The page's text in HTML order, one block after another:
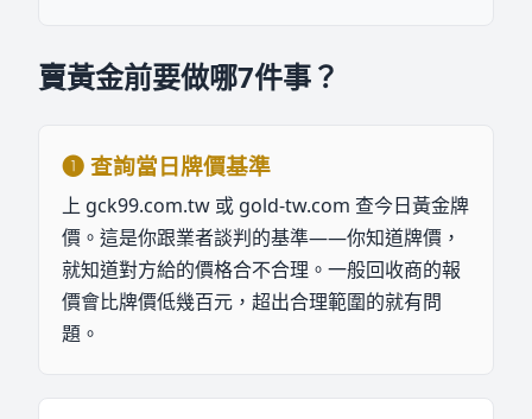
賣黃金前要做哪7件事？
❶ 查詢當日牌價基準
上 gck99.com.tw 或 gold-tw.com 查今日黃金牌
價。這是你跟業者談判的基準——你知道牌價，
就知道對方給的價格合不合理。一般回收商的報
價會比牌價低幾百元，超出合理範圍的就有問
題。